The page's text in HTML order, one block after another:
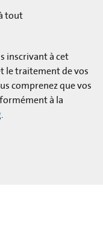
tout
inscrivant à cet
le traitement de vos
comprenez que vos
à la
.